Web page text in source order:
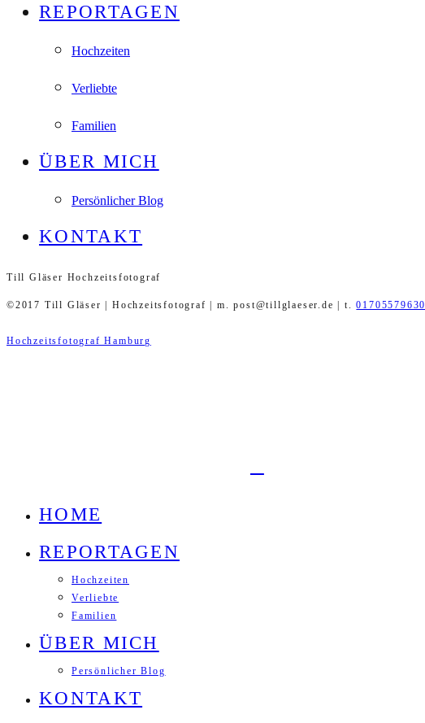
REPORTAGEN
Hochzeiten
Verliebte
Familien
ÜBER MICH
Persönlicher Blog
KONTAKT
Till Gläser Hochzeitsfotograf
©2017 Till Gläser | Hochzeitsfotograf | m. post@tillglaeser.de | t.01705579630
Hochzeitsfotograf Hamburg
HOME
REPORTAGEN
Hochzeiten
Verliebte
Familien
ÜBER MICH
Persönlicher Blog
KONTAKT